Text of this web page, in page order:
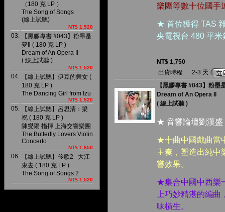
（180 克 LP ）
The Song of Songs
(線上試聽)
NT$ 1,520
03.
【黑膠專書 #043】粉墨是
夢Ⅱ ( 180 克 LP )
Dream of An Opera II
( 線上試聽 )
NT$ 1,520
04.
【線上試聽】伊豆的舞女 (
180 克 LP )
The Dancing Girl from Izu
NT$ 1,520
05.
【線上試聽】呂思清：梁
祝 ( 180 克 LP )
陳燮陽 指揮 上海交響樂團
The Butterfly Lovers Violin
Concerto
NT$ 1,850
06.
【線上試聽】伶歌2─大江
東去 ( 180 克 LP )
The Song of Songs 2
NT$ 1,520
樂團等數十位國手
★ 首位獲得 TAS
央電視台 480 平
NT$ 1,750
出貨時程:
2-3 天
【黑膠專書 #043】粉墨
Dream of An Opera II
( 線上試聽 )
★ 音響論壇劉漢盛
★十曲中國戲曲當
主奏，塑造出純中
響效果。
★集合中國中西樂
上巧妙精湛的編
味橫生。